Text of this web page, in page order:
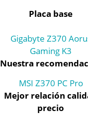
Placa base
Gigabyte Z370
Gaming K3
Nuestra
MSI Z370 PC Pro
Mejor relación
precio